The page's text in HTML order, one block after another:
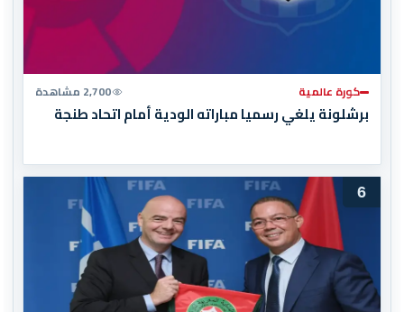
كورة عالمية 2,700 مشاهدة
برشلونة يلغي رسميا مباراته الودية أمام اتحاد طنجة
6